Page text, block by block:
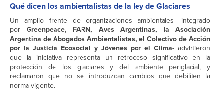
Qué dicen los ambientalistas de la ley de Glaciares
Un amplio frente de organizaciones ambientales -integrado
por Greenpeace, FARN, Aves Argentinas, la Asociación
Argentina de Abogados Ambientalistas, el Colectivo de Acción
por la Justicia Ecosocial y Jóvenes por el Clima- advirtieron
que la iniciativa representa un retroceso significativo en la
protección de los glaciares y del ambiente periglacial, y
reclamaron que no se introduzcan cambios que debiliten la
norma vigente.